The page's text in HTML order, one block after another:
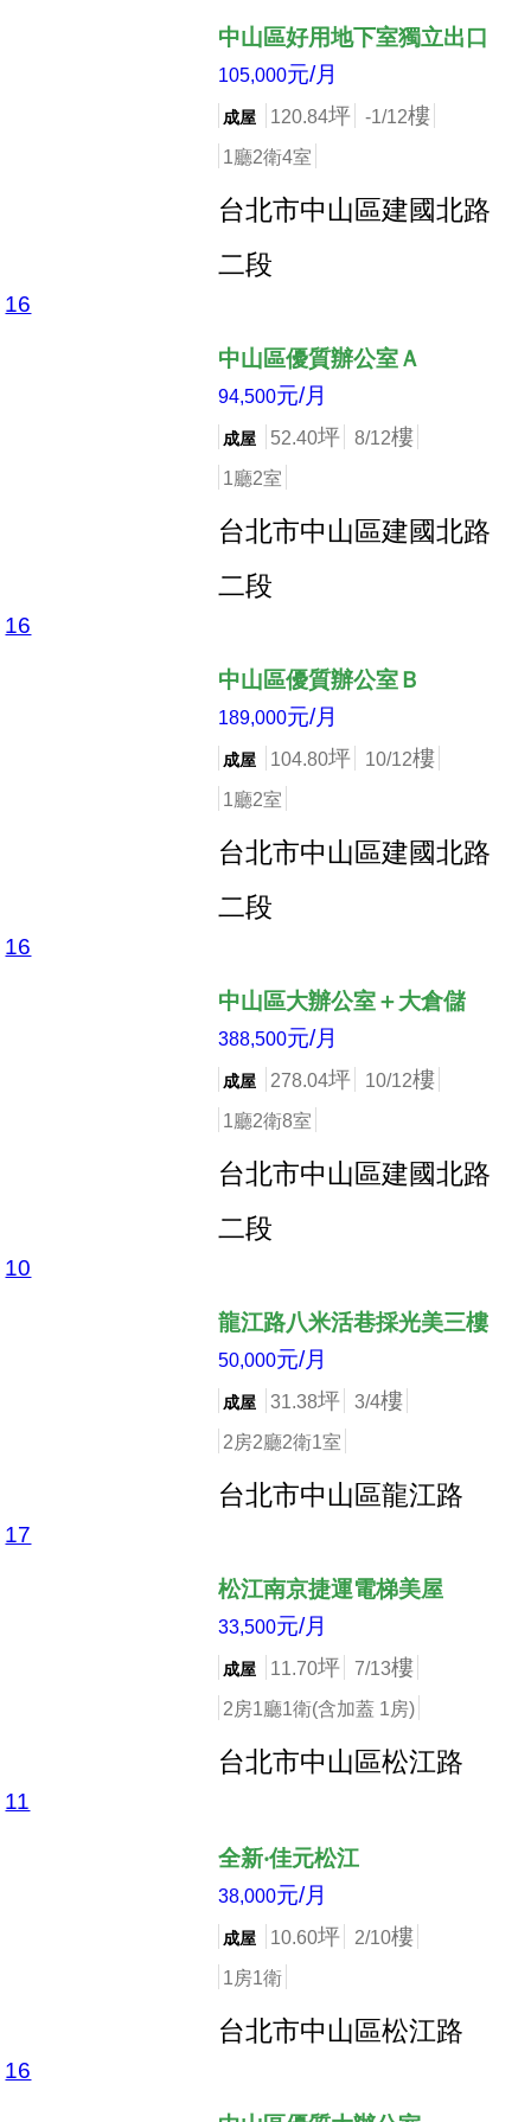
中山區好用地下室獨立出口
105,000元/月
成屋 120.84坪 -1/12樓
1廳2衛4室
台北市中山區建國北路
二段
店長推薦
16
中山區優質辦公室Ａ
94,500元/月
成屋 52.40坪 8/12樓
1廳2室
台北市中山區建國北路
二段
店長推薦
16
中山區優質辦公室Ｂ
189,000元/月
成屋 104.80坪 10/12樓
1廳2室
台北市中山區建國北路
二段
店長推薦
16
中山區大辦公室＋大倉儲
388,500元/月
成屋 278.04坪 10/12樓
1廳2衛8室
台北市中山區建國北路
二段
店長推薦
10
龍江路八米活巷採光美三樓
50,000元/月
成屋 31.38坪 3/4樓
2房2廳2衛1室
台北市中山區龍江路
店長推薦
17
松江南京捷運電梯美屋
33,500元/月
成屋 11.70坪 7/13樓
2房1廳1衛(含加蓋 1房)
台北市中山區松江路
店長推薦
11
全新‧佳元松江
38,000元/月
成屋 10.60坪 2/10樓
1房1衛
台北市中山區松江路
店長推薦
16